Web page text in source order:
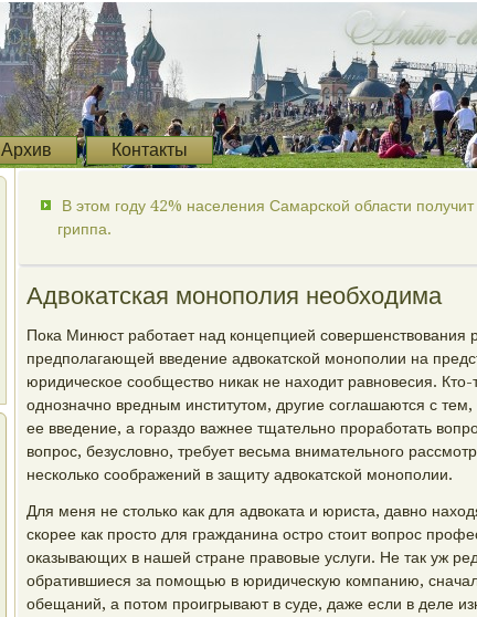
Архив Контакты
В этом году 42% населения Самарской области
гриппа.
Адвокатская монополия необходима
Пока Минюст работает над концепцией совершенствования
предполагающей введение адвокатской монополии на
юридическое сообщество никак не находит равновесия.
однозначно вредным институтом, другие соглашаются с
ее введение, а гораздо важнее тщательно проработать
вопрос, безусловно, требует весьма внимательного
несколько соображений в защиту адвокатской монополии.
Для меня не столько как для адвоката и юриста, давно
скорее как просто для гражданина остро стоит вопрос
оказывающих в нашей стране правовые услуги. Не так уж
обратившиеся за помощью в юридическую компанию,
обещаний, а потом проигрывают в суде, даже если в деле